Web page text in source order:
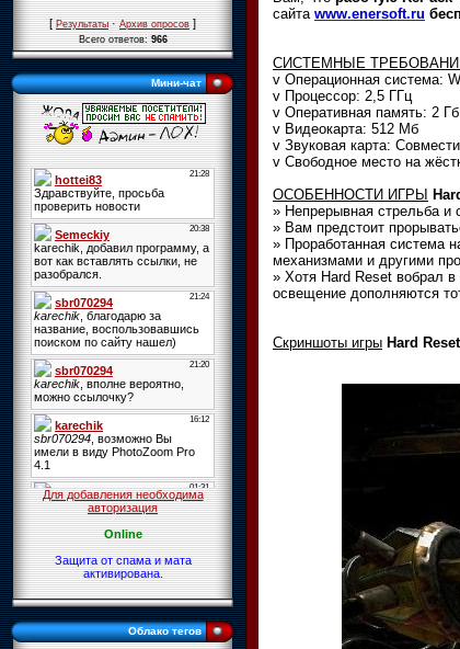
[Результаты·Архив опросов]
Всего ответов:966
Мини-чат
Для добавления необходима
авторизация
Online
Защита от спама и мата
активирована.
Облако тегов
сайта www.enersoft.ru
СИСТЕМНЫЕ
v Операционная система:
v Процессор: 2,5 ГГц
v Оперативная память: 2 Гб
v Видеокарта: 512 Мб
v Звуковая карта:
v Свободное место на
ОСОБЕННОСТИ ИГРЫ
» Непрерывная стрельба
» Вам предстоит
» Проработанная система
механизмами и другими
» Хотя Hard Reset вобрал в
освещение дополняются
Скриншоты игры Hard Reset